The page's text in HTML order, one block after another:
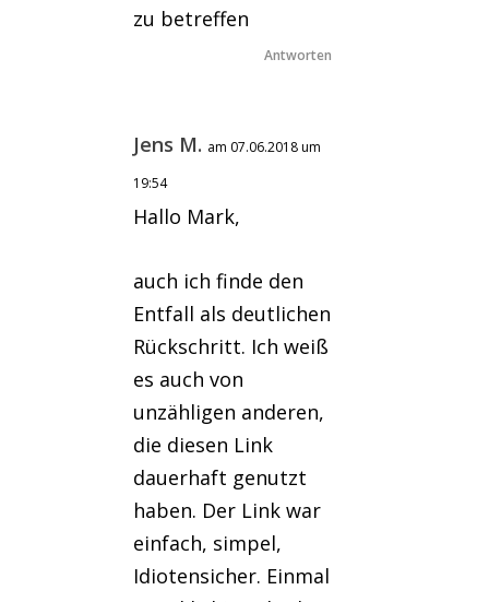
zu betreffen
Antworten
Jens M. am 07.06.2018 um
19:54
Hallo Mark,
auch ich finde den
Entfall als deutlichen
Rückschritt. Ich weiß
es auch von
unzähligen anderen,
die diesen Link
dauerhaft genutzt
haben. Der Link war
einfach, simpel,
Idiotensicher. Einmal